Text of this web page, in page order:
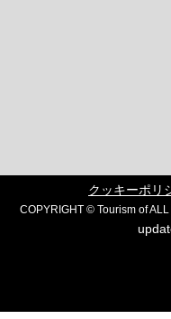
クッキーポリ
COPYRIGHT © Tourism of